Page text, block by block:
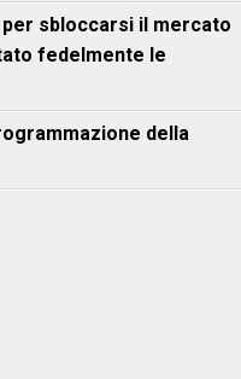
sbloccarsi il mercato
fedelmente le
della